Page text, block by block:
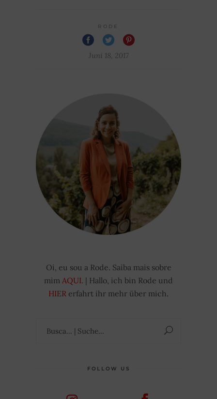
RODE
Juni 18, 2017
Oi, eu sou a Rode. Saiba mais sobre
mim AQUI. | Hallo, ich bin Rode und
HIER erfahrt ihr mehr über mich.
FOLLOW US